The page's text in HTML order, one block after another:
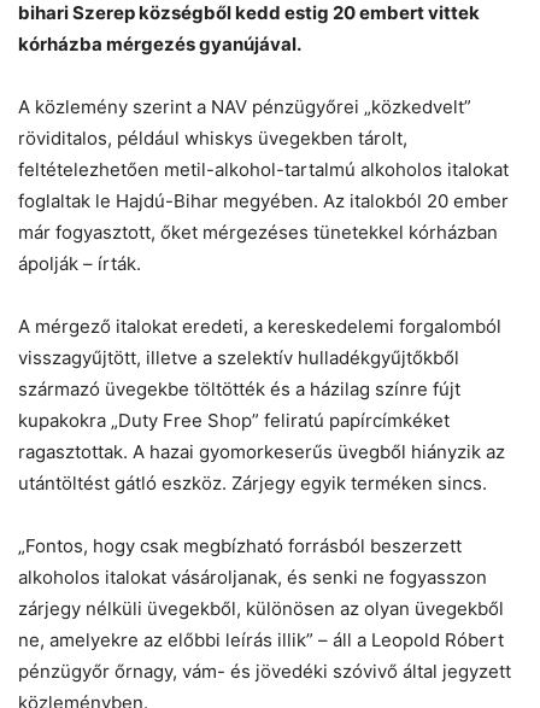
bihari Szerep községből kedd estig 20 embert vittek
kórházba mérgezés gyanújával.
A közlemény szerint a NAV pénzügyőrei „közkedvelt”
röviditalos, például whiskys üvegekben tárolt,
feltételezhetően metil-alkohol-tartalmú alkoholos italokat
foglaltak le Hajdú-Bihar megyében. Az italokból 20 ember
már fogyasztott, őket mérgezéses tünetekkel kórházban
ápolják – írták.
A mérgező italokat eredeti, a kereskedelemi forgalomból
visszagyűjtött, illetve a szelektív hulladékgyűjtőkből
származó üvegekbe töltötték és a házilag színre fújt
kupakokra „Duty Free Shop” feliratú papírcímkéket
ragasztottak. A hazai gyomorkeserűs üvegből hiányzik az
utántöltést gátló eszköz. Zárjegy egyik terméken sincs.
„Fontos, hogy csak megbízható forrásból beszerzett
alkoholos italokat vásároljanak, és senki ne fogyasszon
zárjegy nélküli üvegekből, különösen az olyan üvegekből
ne, amelyekre az előbbi leírás illik” – áll a Leopold Róbert
pénzügyőr őrnagy, vám- és jövedéki szóvivő által jegyzett
közleményben.
Helló! Miben segíthetek ma?